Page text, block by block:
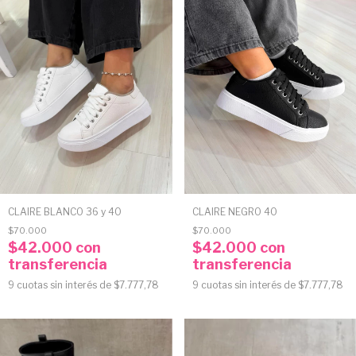
CLAIRE BLANCO 36 y 40
$70.000
$42.000 con
transferencia
9 cuotas sin interés de $7.777,78
CLAIRE NEGRO 40
$70.000
$42.000 con
transferencia
9 cuotas sin interés de $7.777,78